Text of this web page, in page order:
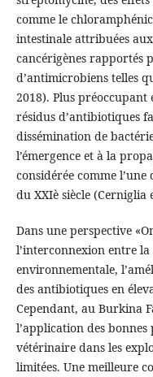
comme le
intestinale attribuées
cancérigènes rapportés
d’antimicrobiens telles
2018). Plus préoccupant
résidus d’antibiotiques
dissémination de
l’émergence et à la
considérée comme
du XXIè siècle (Cerniglia
Dans une perspective
l’interconnexion entre
environnementale,
des antibiotiques en
Cependant, au Burkina
l’application des
vétérinaire dans les
limitées. Une meilleure